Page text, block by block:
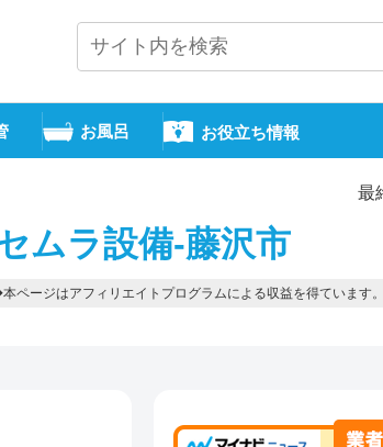
お風呂 お役立ち情報
最
ムラ設備-藤沢市
ページはアフィリエイトプログラムによる収益を得ています。